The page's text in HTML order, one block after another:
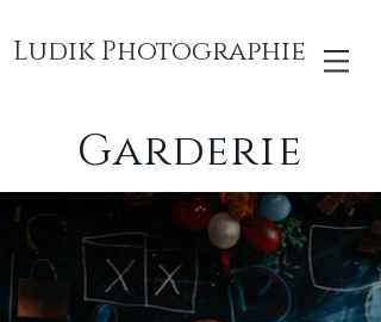
Ludik Photographie
Garderie